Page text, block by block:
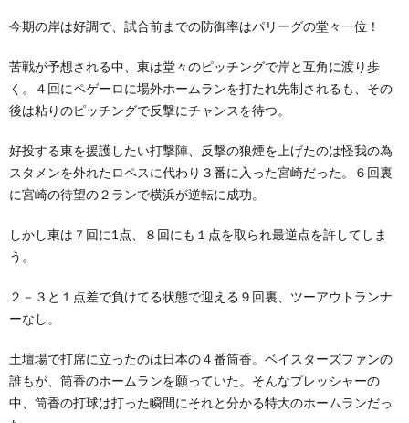
今期の岸は好調で、試合前までの防御率はパリーグの堂々一位！
苦戦が予想される中、東は堂々のピッチングで岸と互角に渡り歩
く。４回にペゲーロに場外ホームランを打たれ先制されるも、その
後は粘りのピッチングで反撃にチャンスを待つ。
好投する東を援護したい打撃陣、反撃の狼煙を上げたのは怪我の為
スタメンを外れたロペスに代わり３番に入った宮崎だった。６回裏
に宮崎の待望の２ランで横浜が逆転に成功。
しかし東は７回に1点、８回にも１点を取られ最逆点を許してしま
う。
２－３と１点差で負けてる状態で迎える９回裏、ツーアウトランナ
ーなし。
土壇場で打席に立ったのは日本の４番筒香。ベイスターズファンの
誰もが、筒香のホームランを願っていた。そんなプレッシャーの
中、筒香の打球は打った瞬間にそれと分かる特大のホームランだっ